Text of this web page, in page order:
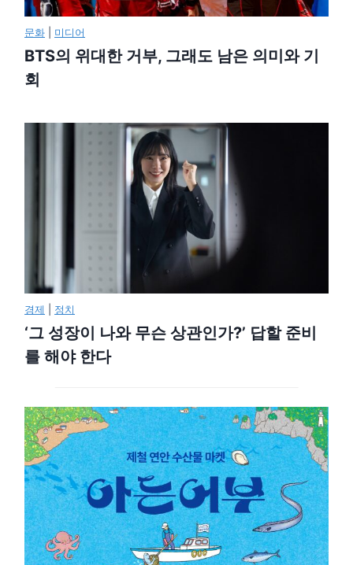
문화 미디어
BTS의 위대한 거부, 그래도 남은 의미와 기
회
경제 정치
‘그 성장이 나와 무슨 상관인가?’ 답할 준비
를 해야 한다